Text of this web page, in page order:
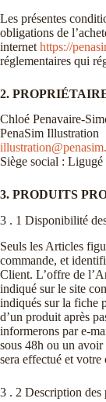
Les présentes
obligations de
internet https://
réglementaires qui
2.
Chloé Penavaire-
PenaSim Illustration
Siège social : Ligugé
3. PRODUITS
3 . 1 Disponibilité
Seuls les Articles
commande, et
Client. L’offre de
indiqué sur le site
indiqués sur la fiche
d’un produit après
informerons par e-
sous 48h ou un
sera effectué et votre
3 . 2 Description des